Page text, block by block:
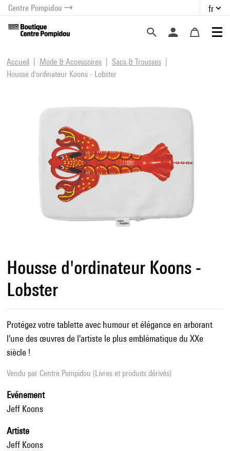
menu
contenu
Centre Pompidou fr
Accueil Mode & Accessoires
Sacs & Trousses
Housse d'ordinateur Koons - Lobster
Housse d'ordinateur Koons -
Lobster
Protégez votre tablette avec humour et élégance en arborant
l'une des œuvres de l'artiste le plus emblématique du XXe
siècle !
Vendu par Centre Pompidou (Livres et produits dérivés)
Evénement
Jeff Koons
Artiste
Jeff Koons